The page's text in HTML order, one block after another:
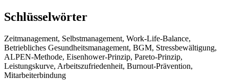
Schlüsselwörter
Zeitmanagement, Selbstmanagement, Work-Life-Balance,
Betriebliches Gesundheitsmanagement, BGM, Stressbewältigung,
ALPEN-Methode, Eisenhower-Prinzip, Pareto-Prinzip,
Leistungskurve, Arbeitszufriedenheit, Burnout-Prävention,
Mitarbeiterbindung